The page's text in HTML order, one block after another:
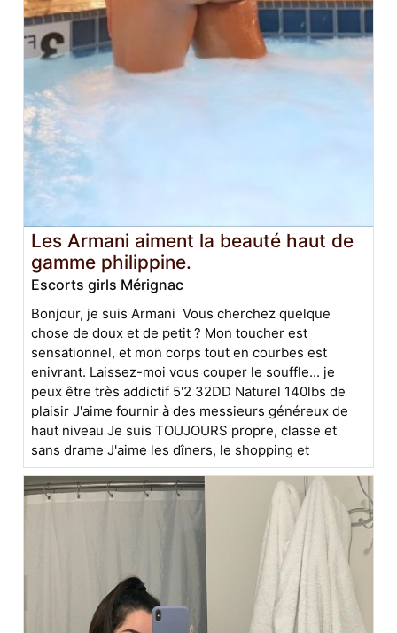
Les Armani aiment la beauté haut de
gamme philippine.
Escorts girls Mérignac
Bonjour, je suis Armani Vous cherchez quelque
chose de doux et de petit ? Mon toucher est
sensationnel, et mon corps tout en courbes est
enivrant. Laissez-moi vous couper le souffle... je
peux être très addictif 5'2 32DD Naturel 140lbs de
plaisir J'aime fournir à des messieurs généreux de
haut niveau Je suis TOUJOURS propre, classe et
sans drame J'aime les dîners, le shopping et